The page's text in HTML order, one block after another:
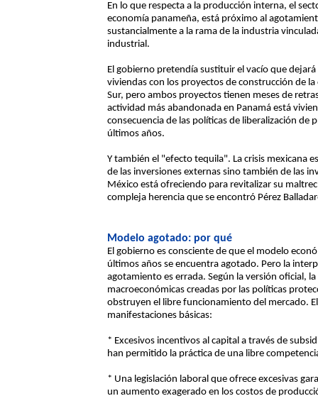
En lo que respecta a la producción interna, el
economía panameña, está próximo al
sustancialmente a la rama de la industria
industrial.
El gobierno pretendía sustituir el vacío que
viviendas con los proyectos de construcción de
Sur, pero ambos proyectos tienen meses de
actividad más abandonada en Panamá está
consecuencia de las políticas de liberalización de
últimos años.
Y también el "efecto tequila". La crisis mexicana
de las inversiones externas sino también de las
México está ofreciendo para revitalizar su
compleja herencia que se encontró Pérez
Modelo agotado: por qué
El gobierno es consciente de que el modelo
últimos años se encuentra agotado. Pero la
agotamiento es errada. Según la versión oficial,
macroeconómicas creadas por las políticas
obstruyen el libre funcionamiento del mercado.
manifestaciones básicas:
* Excesivos incentivos al capital a través de
han permitido la práctica de una libre
* Una legislación laboral que ofrece excesivas
un aumento exagerado en los costos de